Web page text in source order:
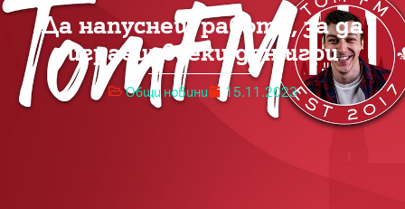
Да напуснеш работа, за да
играеш всеки ден игри
Общи новини 15.11.2023